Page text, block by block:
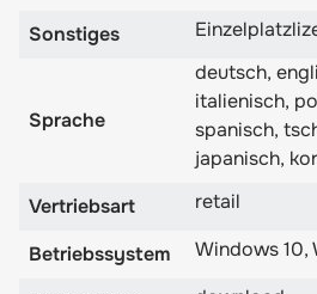
Sonstiges
Sprache
deutsch,
italienisch,
spanisch,
japanisch,
Vertriebsart
retail
Betriebssystem Windows 10,